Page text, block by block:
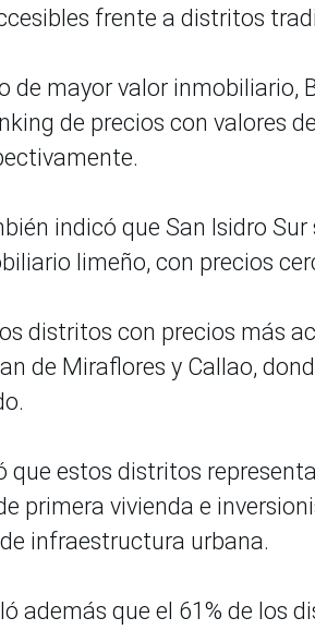
frente a distritos
de mayor valor inmobiliario,
de precios con valores
indicó que San Isidro
limeño, con precios
distritos con precios más
de Miraflores y Callao,
que estos distritos
primera vivienda e
infraestructura urbana.
además que el 61% de los